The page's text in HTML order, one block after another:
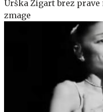
Urška Žigart brez
zmage